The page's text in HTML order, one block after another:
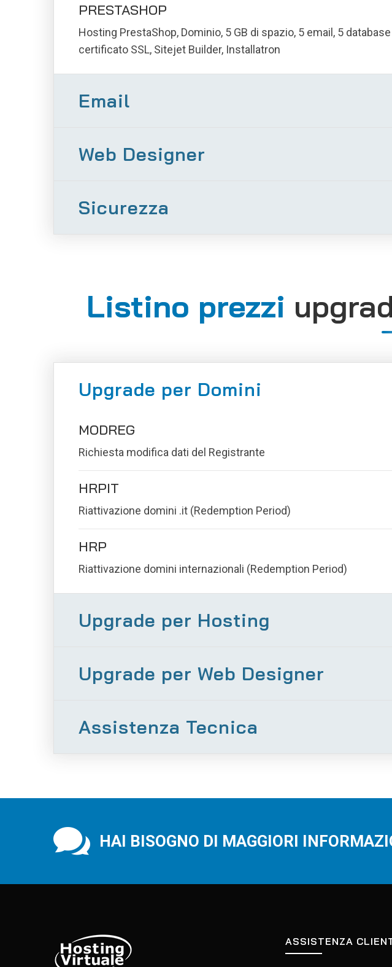
PRESTASHOP
Hosting PrestaShop, Dominio, 5 GB di spazio, 5 email, 5 database
certificato SSL, Sitejet Builder, Installatron
Email
Web Designer
Sicurezza
Listino prezzi
Upgrade per Domini
MODREG
Richiesta modifica dati del Registrante
HRPIT
Riattivazione domini .it (Redemption Period)
HRP
Riattivazione domini internazionali (Redemption Period)
Upgrade per Hosting
Upgrade per Web Designer
Assistenza Tecnica
 HAI BISOGNO DI MAGGIORI
ASSISTENZA